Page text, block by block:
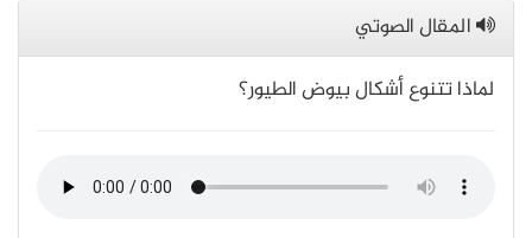
المقال الصوتي
لماذا تتنوع أشكال بيوض الطيور؟